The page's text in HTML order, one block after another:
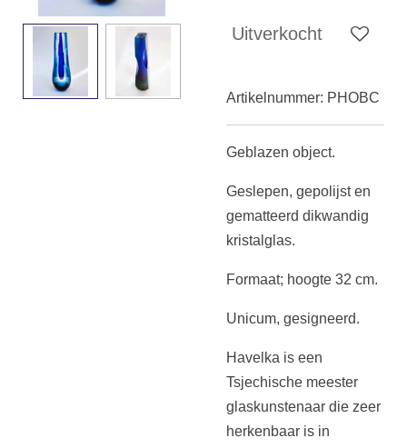
Uitverkocht
Artikelnummer: PHOBC
Geblazen object.
Geslepen, gepolijst en
gematteerd dikwandig
kristalglas.
Formaat; hoogte 32 cm.
Unicum, gesigneerd.
Havelka is een
Tsjechische meester
glaskunstenaar die zeer
herkenbaar is in